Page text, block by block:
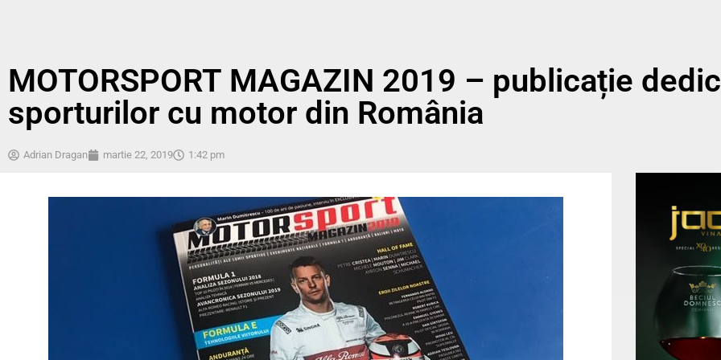
MOTORSPORT MAGAZIN 2019 – publicație
sporturilor cu motor din România
Adrian Dragan martie 22, 2019 1:42 pm